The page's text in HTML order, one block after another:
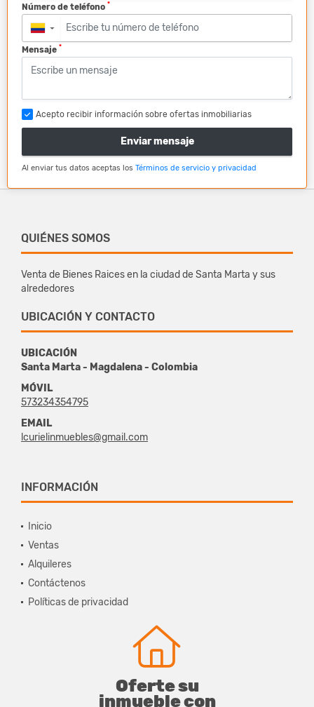
Número de teléfono *
▼
Mensaje *
Acepto recibir información sobre ofertas inmobiliarias
Enviar mensaje
Al enviar tus datos aceptas los Términos de servicio y privacidad
QUIÉNES SOMOS
Venta de Bienes Raices en la ciudad de Santa Marta y sus
alrededores
UBICACIÓN Y CONTACTO
UBICACIÓN
Santa Marta - Magdalena - Colombia
MÓVIL
573234354795
EMAIL
lcurielinmuebles@gmail.com
INFORMACIÓN
Inicio
Ventas
Alquileres
Contáctenos
Políticas de privacidad
Oferte su
inmueble con